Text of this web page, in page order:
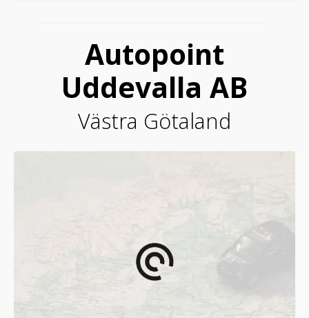
Autopoint
Uddevalla AB
Västra Götaland